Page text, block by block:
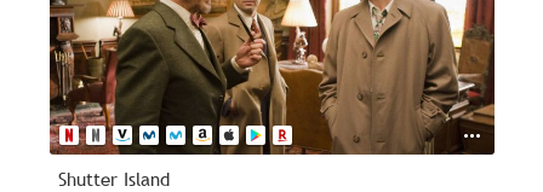
Shutter Island